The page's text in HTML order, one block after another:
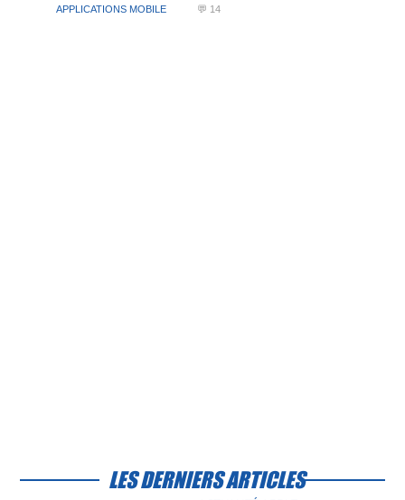
APPLICATIONS MOBILE 💬 14
LES DERNIERS ARTICLES